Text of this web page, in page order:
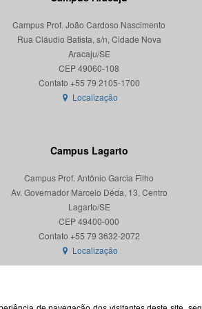
Campus Prof. João Cardoso Nascimento
Rua Cláudio Batista, s/n, Cidade Nova
Aracaju/SE
CEP 49060-108
Localização
Campus Lagarto
Campus Prof. Antônio Garcia Filho
Av. Governador Marcelo Déda, 13, Centro
Lagarto/SE
CEP 49400-000
Localização